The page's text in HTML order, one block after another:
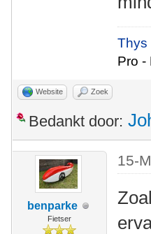
Pro -
Website Zoek
Bedankt door:
benparke
Fietser
15-